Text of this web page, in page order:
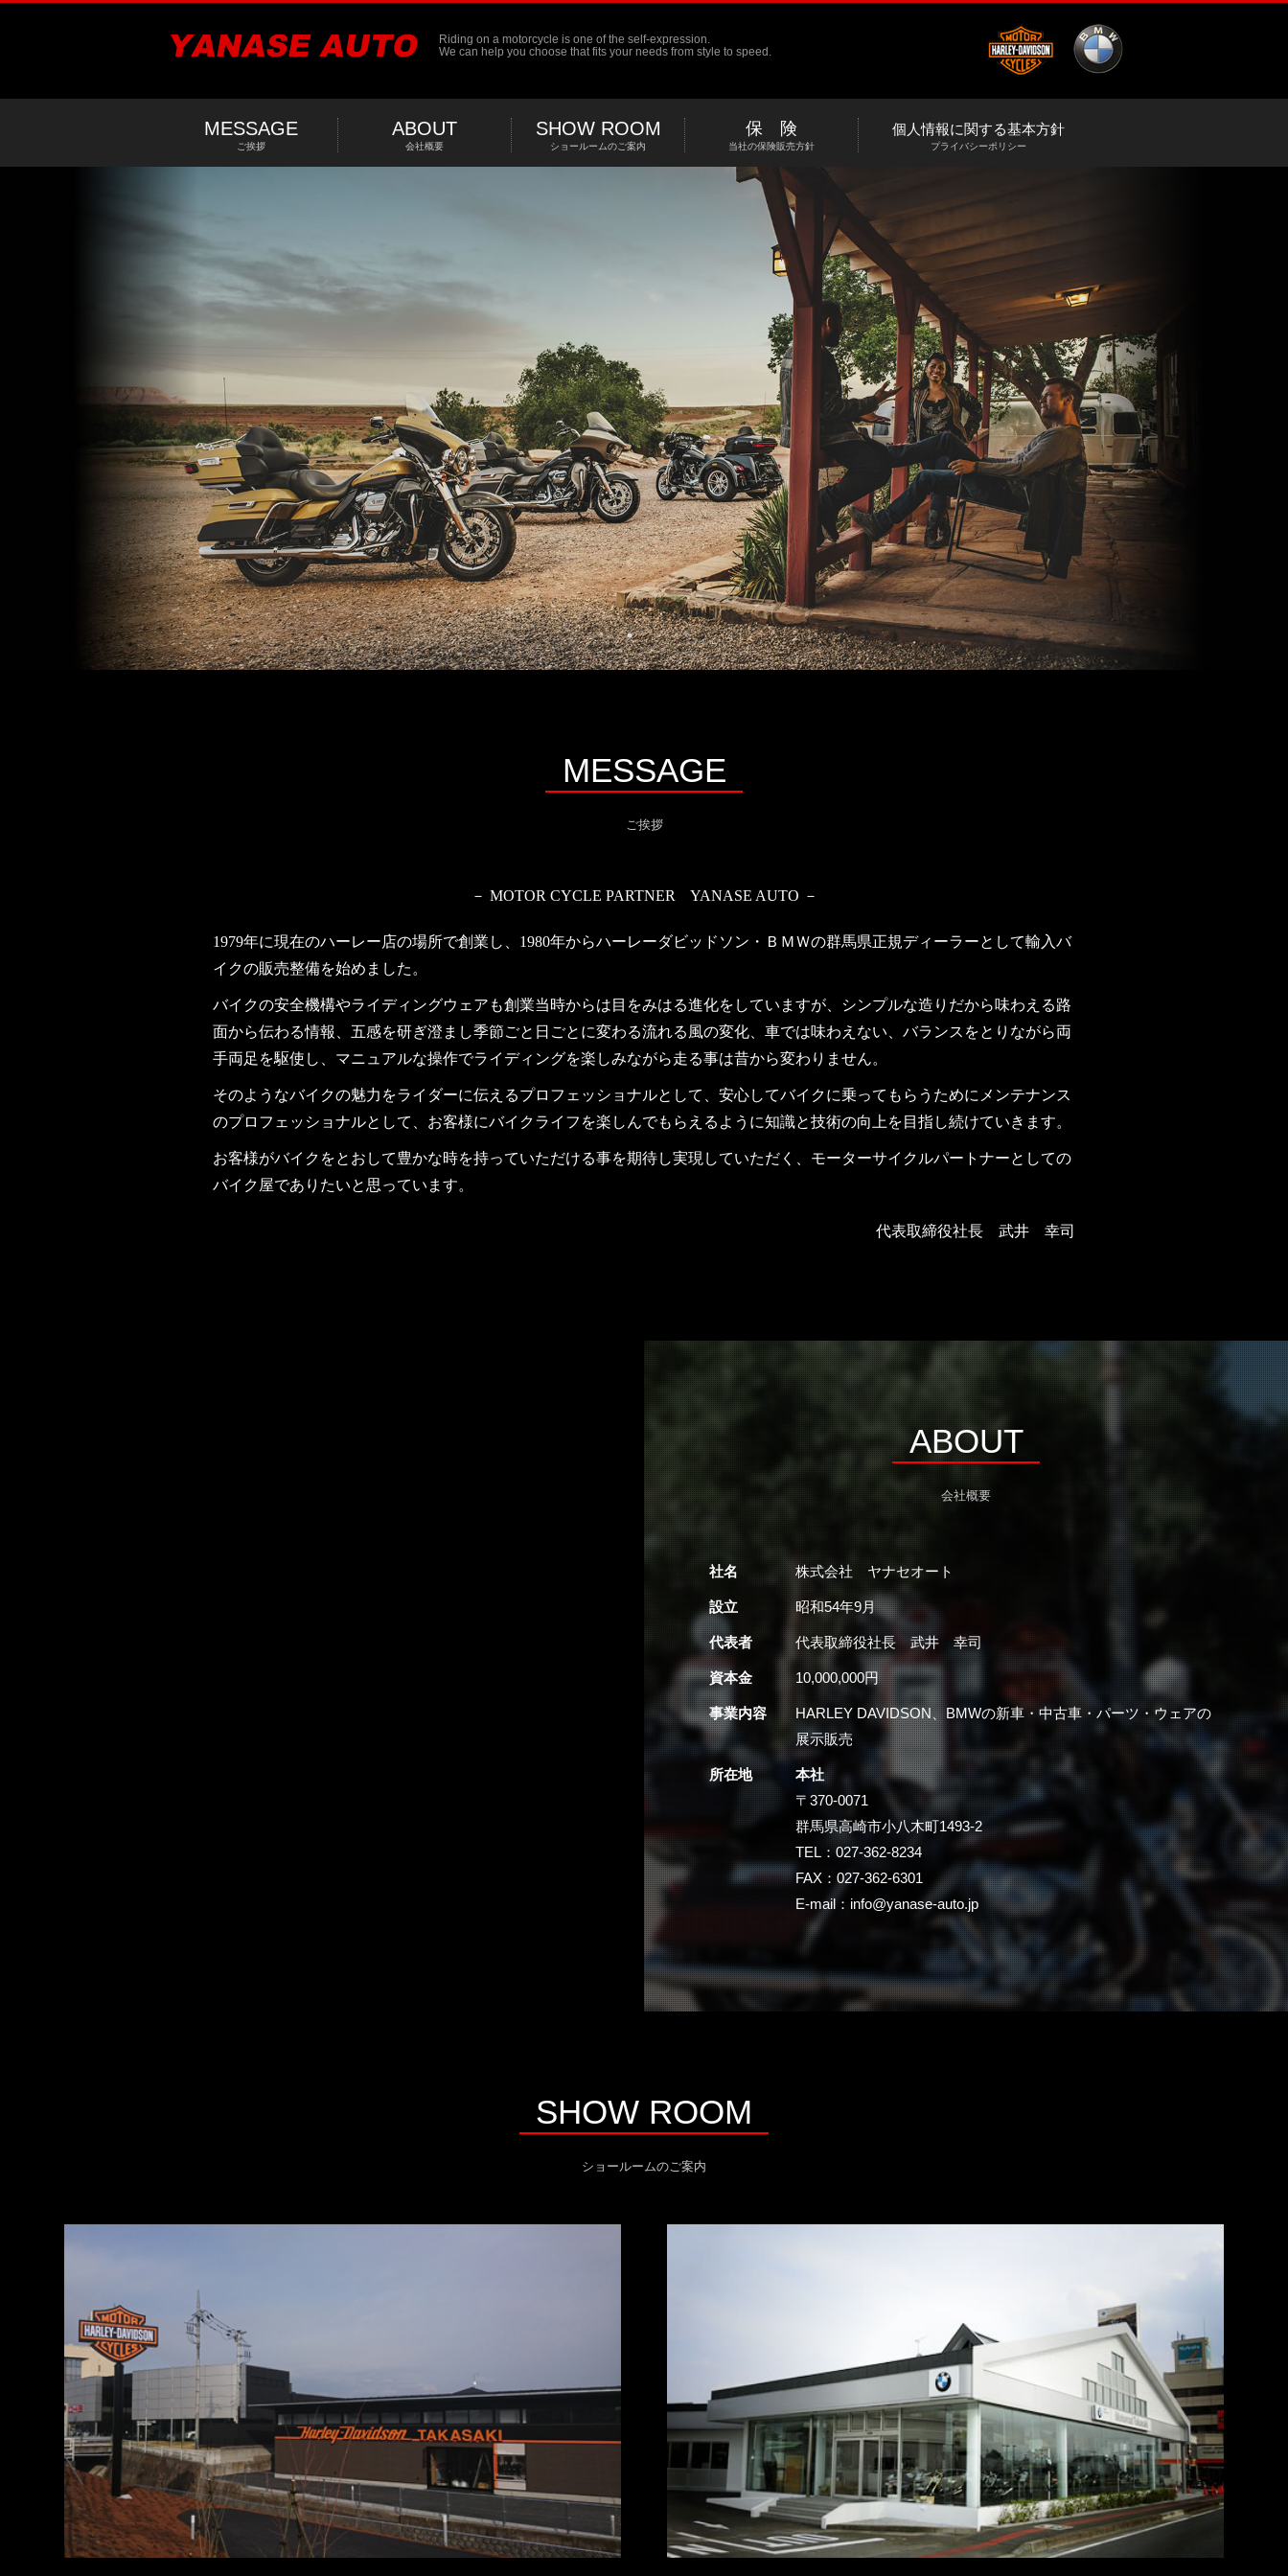
Riding on a motorcycle is one of the self-expression.
We can help you choose that fits your needs from style to speed.
MESSAGE
ご挨拶
ABOUT
会社概要
SHOW ROOM
ショールームのご案内
保 険
当社の保険販売方針
個人情報に関する基本方針
プライバシーポリシー
MESSAGE
ご挨拶
－ MOTOR CYCLE PARTNER YANASE AUTO －
1979年に現在のハーレー店の場所で創業し、1980年からハーレーダビッドソン・ＢＭＷの群馬県正規ディーラーとして輸入バ
イクの販売整備を始めました。
バイクの安全機構やライディングウェアも創業当時からは目をみはる進化をしていますが、シンプルな造りだから味わえる路
面から伝わる情報、五感を研ぎ澄まし季節ごと日ごとに変わる流れる風の変化、車では味わえない、バランスをとりながら両
手両足を駆使し、マニュアルな操作でライディングを楽しみながら走る事は昔から変わりません。
そのようなバイクの魅力をライダーに伝えるプロフェッショナルとして、安心してバイクに乗ってもらうためにメンテナンス
のプロフェッショナルとして、お客様にバイクライフを楽しんでもらえるように知識と技術の向上を目指し続けていきます。
お客様がバイクをとおして豊かな時を持っていただける事を期待し実現していただく、モーターサイクルパートナーとしての
バイク屋でありたいと思っています。
代表取締役社長 武井 幸司
ABOUT
会社概要
社名 株式会社 ヤナセオート
設立 昭和54年9月
代表者 代表取締役社長 武井 幸司
資本金 10,000,000円
事業内容
HARLEY DAVIDSON、BMWの新車・中古車・パーツ・ウェアの
展示販売
所在地
本社
〒370-0071
群馬県高崎市小八木町1493-2
TEL： 027-362-8234
FAX：027-362-6301
E-mail： info@yanase-auto.jp
SHOW ROOM
ショールームのご案内